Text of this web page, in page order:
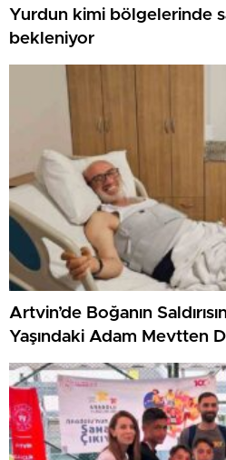
Yurdun kimi bölgelerinde
bekleniyor
Artvin’de Boğanın
Yaşındaki Adam Mevtten